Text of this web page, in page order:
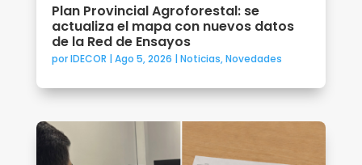
Plan Provincial Agroforestal: se
actualiza el mapa con nuevos datos
de la Red de Ensayos
porIDECOR | Ago 5, 2026 | Noticias,Novedades